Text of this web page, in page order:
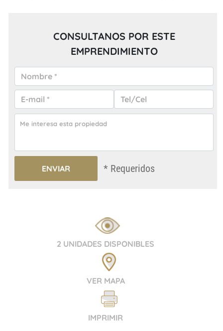
CONSULTANOS POR ESTE
EMPRENDIMIENTO
* Requeridos
2 UNIDADES DISPONIBLES
VER MAPA
IMPRIMIR